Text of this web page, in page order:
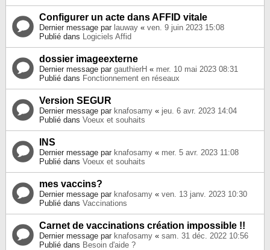
Configurer un acte dans AFFID vitale
Dernier message par lauway « ven. 9 juin 2023 15:08
Publié dans Logiciels Affid
dossier imageexterne
Dernier message par gauthierH « mer. 10 mai 2023 08:31
Publié dans Fonctionnement en réseaux
Version SEGUR
Dernier message par knafosamy « jeu. 6 avr. 2023 14:04
Publié dans Voeux et souhaits
INS
Dernier message par knafosamy « mer. 5 avr. 2023 11:08
Publié dans Voeux et souhaits
mes vaccins?
Dernier message par knafosamy « ven. 13 janv. 2023 10:30
Publié dans Vaccinations
Carnet de vaccinations création impossible !!
Dernier message par knafosamy « sam. 31 déc. 2022 10:56
Publié dans Besoin d'aide ?